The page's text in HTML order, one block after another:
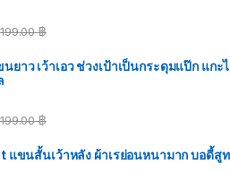
199.00฿
ยาว เว้าเอว ช่วงเป้าเป็นกระดุมแป๊ก แก
199.00฿
แขนสั้นเว้าหลัง ผ้าเรย่อนหนามาก บอดี้สู